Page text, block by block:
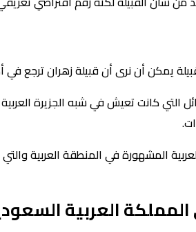
التي كانت تعيش في شبه الجزيرة
المشهورة في المنطقة العربية
العربية